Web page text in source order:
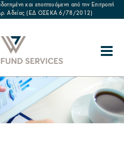
και εποπτευόμενη από την Επιτροπή
Αρ. Αδείας (ΕΔ ΟΣΕΚΑ 6/78/2012)